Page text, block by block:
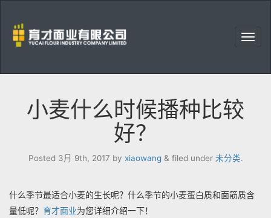
右
上
菜
小麦什么时候播种比较
好？
Posted 3月 9th, 2017 by xiaowang & filed under 未分类.
什么季节最适合小麦的生长呢？什么季节的小麦蛋白质和面筋质含
量低呢？ 育才面业为您详细介绍一下！